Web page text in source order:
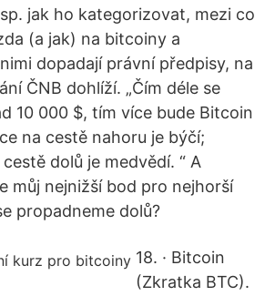
jak ho kategorizovat, mezi co
(a jak) na bitcoiny a
dopadají právní předpisy, na
ČNB dohlíží. „Čím déle se
10 000 $, tím více bude Bitcoin
na cestě nahoru je býčí;
dolů je medvědí. “ A
můj nejnižší bod pro nejhorší
propadneme dolů?
18. · Bitcoin
(Zkratka BTC).